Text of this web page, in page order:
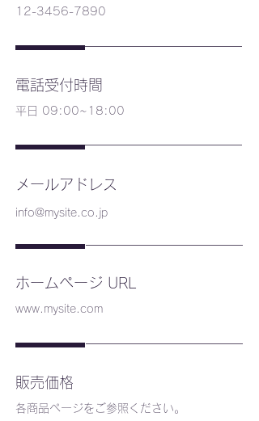
12-3456-7890
電話受付時間
平日 09:00~18:00
メールアドレス
info@mysite.co.jp
ホームページ URL
www.mysite.com
販売価格
各商品ページをご参照ください。